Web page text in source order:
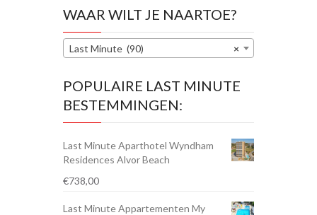
WAAR WILT JE NAARTOE?
×
Last Minute (90)
POPULAIRE LAST MINUTE
BESTEMMINGEN:
Last Minute Aparthotel Wyndham
Residences Alvor Beach
€738,00
Last Minute Appartementen My